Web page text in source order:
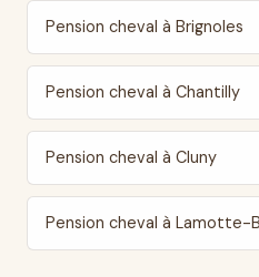
Pension cheval à Brignoles
Pension cheval à Chantilly
Pension cheval à Cluny
Pension cheval à Lamotte-